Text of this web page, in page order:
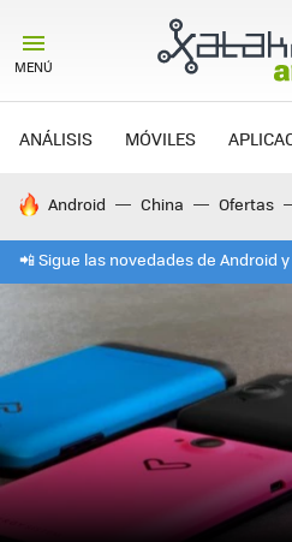
MENÚ
ANÁLISIS MÓVILES
HOY SE HABLA DE
Android China Ofertas
📲 Sigue las novedades de Android